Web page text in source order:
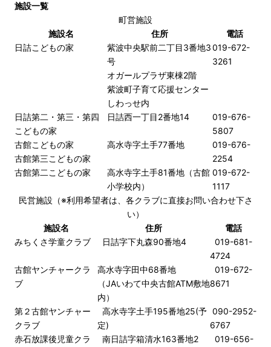
施設一覧
町営施設
施設名
住所
電話
日詰こどもの家
紫波中央駅前二丁目3番地3
号
オガールプラザ東棟2階
紫波町子育て応援センター
しわっせ内
019-672-
3261
日詰第二・第三・第四
こどもの家
日詰西一丁目2番地14
019-676-
5807
古館こどもの家
古館第三こどもの家
高水寺字土手77番地
019-676-
2254
古館第二こどもの家
高水寺字土手81番地（古館
小学校内）
019-672-
1117
民営施設（※利用希望者は、各クラブに直接お問い合わせ下さ
い）
施設名
住所
電話
みちくさ学童クラブ
日詰字下丸森90番地4
019-681-
4724
古館ヤンチャークラ
ブ
高水寺字田中68番地
（JAいわて中央古館ATM敷地
内）
019-672-
8671
第２古館ヤンチャー
クラブ
高水寺字土手195番地25(予
定)
090-2952-
6767
赤石放課後児童クラ
南日詰字箱清水163番地2
019-656-